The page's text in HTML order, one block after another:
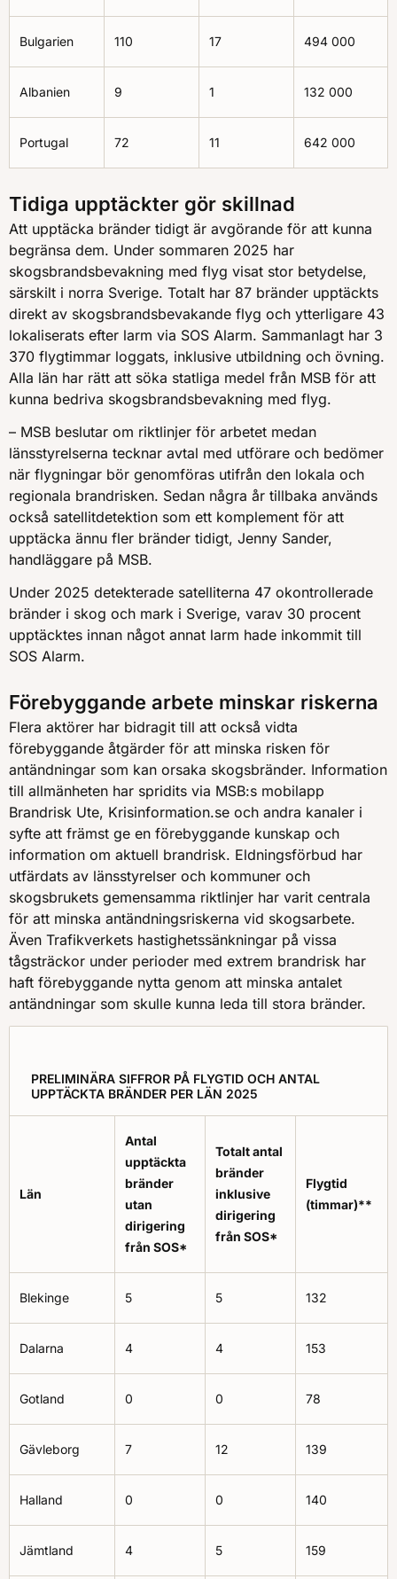
Bulgarien 110 17 494 000
Albanien 9 1 132 000
Portugal 72 11 642 000
Tidiga upptäckter gör skillnad
Att upptäcka bränder tidigt är avgörande för att kunna
begränsa dem. Under sommaren 2025 har
skogsbrandsbevakning med flyg visat stor betydelse,
särskilt i norra Sverige. Totalt har 87 bränder upptäckts
direkt av skogsbrandsbevakande flyg och ytterligare 43
lokaliserats efter larm via SOS Alarm. Sammanlagt har 3
370 flygtimmar loggats, inklusive utbildning och övning.
Alla län har rätt att söka statliga medel från MSB för att
kunna bedriva skogsbrandsbevakning med flyg.
– MSB beslutar om riktlinjer för arbetet medan
länsstyrelserna tecknar avtal med utförare och bedömer
när flygningar bör genomföras utifrån den lokala och
regionala brandrisken. Sedan några år tillbaka används
också satellitdetektion som ett komplement för att
upptäcka ännu fler bränder tidigt, Jenny Sander,
handläggare på MSB.
Under 2025 detekterade satelliterna 47 okontrollerade
bränder i skog och mark i Sverige, varav 30 procent
upptäcktes innan något annat larm hade inkommit till
SOS Alarm.
Förebyggande arbete minskar riskerna
Flera aktörer har bidragit till att också vidta
förebyggande åtgärder för att minska risken för
antändningar som kan orsaka skogsbränder. Information
till allmänheten har spridits via MSB:s mobilapp
Brandrisk Ute, Krisinformation.se och andra kanaler i
syfte att främst ge en förebyggande kunskap och
information om aktuell brandrisk. Eldningsförbud har
utfärdats av länsstyrelser och kommuner och
skogsbrukets gemensamma riktlinjer har varit centrala
för att minska antändningsriskerna vid skogsarbete.
Även Trafikverkets hastighetssänkningar på vissa
tågsträckor under perioder med extrem brandrisk har
haft förebyggande nytta genom att minska antalet
antändningar som skulle kunna leda till stora bränder.
PRELIMINÄRA SIFFROR PÅ FLYGTID OCH ANTAL
UPPTÄCKTA BRÄNDER PER LÄN 2025
Län
Antal
upptäckta
bränder
utan
dirigering
från SOS*
Totalt antal
bränder
inklusive
dirigering
från SOS*
Flygtid
(timmar)**
Blekinge 5 5 132
Dalarna 4 4 153
Gotland 0 0 78
Gävleborg 7 12 139
Halland 0 0 140
Jämtland 4 5 159